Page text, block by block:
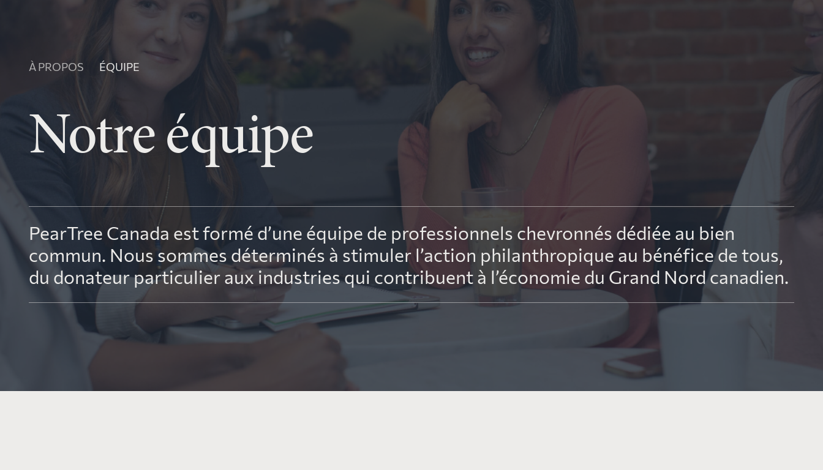
Financement philanthropique avec
PearTreeDécouvrez la plateforme unique de dons par actions
Décisions et interprétations
techniques en impôt
Les professionnels chevronnés de PearTree Canada forment
une équipe collaborative dédiée au bien commun
Ressources pour les émetteurs
Outils de levée de fonds pour les
organismes de bienfaisance
À PROPOS ÉQUIPE
Notre équipe
PearTree Canada est formé d’une équipe de professionnels chevronnés dédiée au bien
commun. Nous sommes déterminés à stimuler l’action philanthropique au bénéfice de tous,
du donateur particulier aux industries qui contribuent à l’économie du Grand Nord canadien.